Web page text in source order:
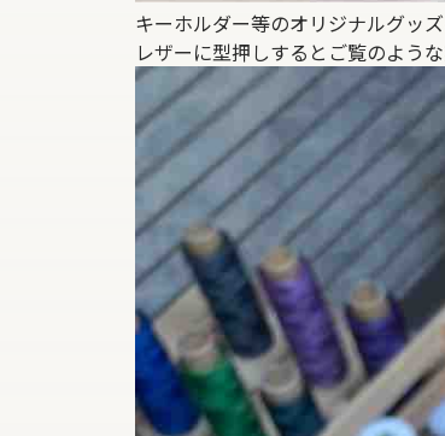
キーホルダー等のオリジナルグッ
レザーに型押しするとご覧のような